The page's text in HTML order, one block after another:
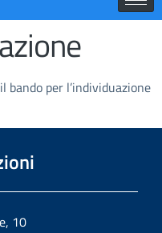
bando per l’individuazione
10